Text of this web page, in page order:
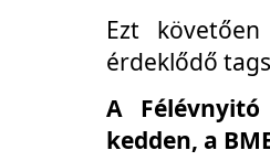
Ezt
érdeklődő
A
kedden, a